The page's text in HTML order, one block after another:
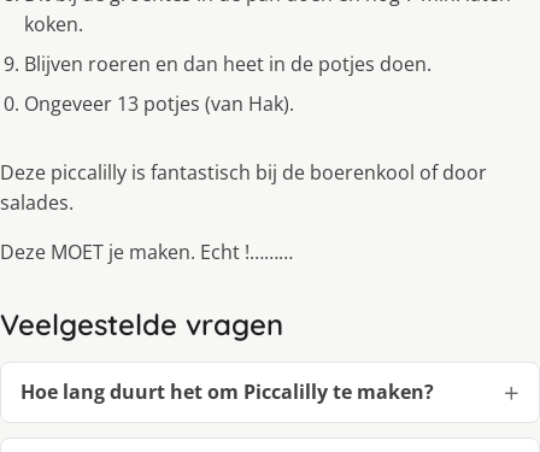
koken.
Blijven roeren en dan heet in de potjes doen.
Ongeveer 13 potjes (van Hak).
Deze piccalilly is fantastisch bij de boerenkool of door
salades.
Deze MOET je maken. Echt !………
Veelgestelde vragen
Hoe lang duurt het om Piccalilly te maken?